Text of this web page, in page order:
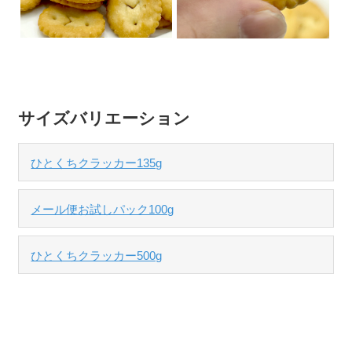
サイズバリエーション
ひとくちクラッカー135g
メール便お試しパック100g
ひとくちクラッカー500g